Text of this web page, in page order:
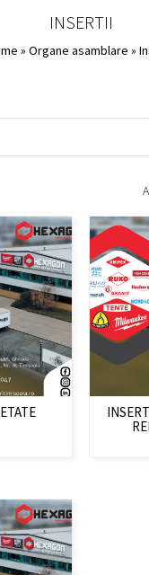
INSERTII
» Organe asamblare »